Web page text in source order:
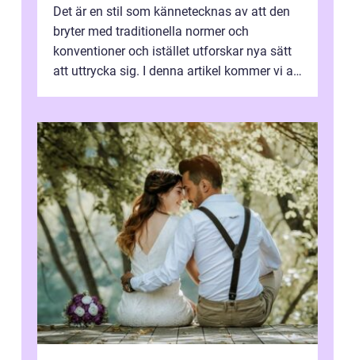
Det är en stil som kännetecknas av att den
bryter med traditionella normer och
konventioner och istället utforskar nya sätt
att uttrycka sig. I denna artikel kommer vi att